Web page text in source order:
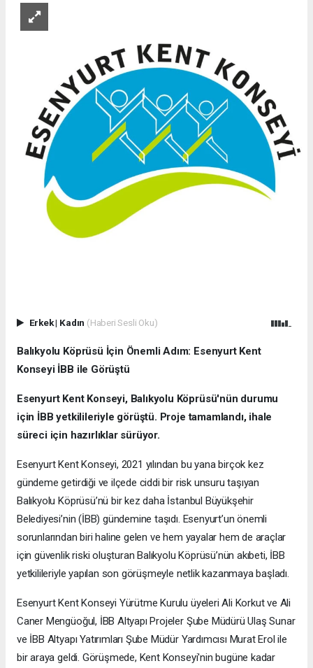
Erkek| Kadın (Haberi Sesli Oku)
Balıkyolu Köprüsü İçin Önemli Adım: Esenyurt Kent
Konseyi İBB ile Görüştü
Esenyurt Kent Konseyi, Balıkyolu Köprüsü'nün durumu
için İBB yetkilileriyle görüştü. Proje tamamlandı, ihale
süreci için hazırlıklar sürüyor.
Esenyurt Kent Konseyi, 2021 yılından bu yana birçok kez
gündeme getirdiği ve ilçede ciddi bir risk unsuru taşıyan
Balıkyolu Köprüsü’nü bir kez daha İstanbul Büyükşehir
Belediyesi’nin (İBB) gündemine taşıdı. Esenyurt’un önemli
sorunlarından biri haline gelen ve hem yayalar hem de araçlar
için güvenlik riski oluşturan Balıkyolu Köprüsü’nün akıbeti, İBB
yetkilileriyle yapılan son görüşmeyle netlik kazanmaya başladı.
Esenyurt Kent Konseyi Yürütme Kurulu üyeleri Ali Korkut ve Ali
Caner Mengüoğul, İBB Altyapı Projeler Şube Müdürü Ulaş Sunar
ve İBB Altyapı Yatırımları Şube Müdür Yardımcısı Murat Erol ile
bir araya geldi. Görüşmede, Kent Konseyi'nin bugüne kadar